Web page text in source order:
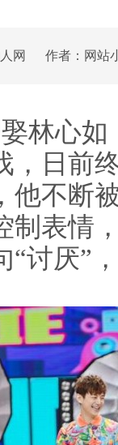
人网 作者：网站
林心
，日前
他不断
制表情
“讨厌”